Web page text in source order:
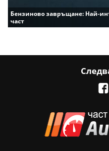
Бензиново завръщане: Най-
част